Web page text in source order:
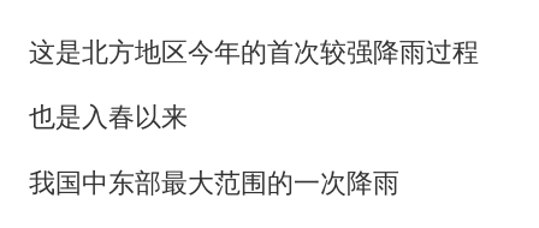
这是北方地区今年的首次较强降雨过程
也是入春以来
我国中东部最大范围的一次降雨